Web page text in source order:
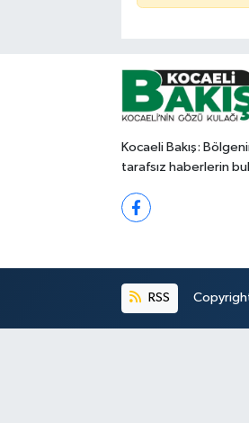
Kocaeli Bakış:
tarafsız haberlerin
RSS